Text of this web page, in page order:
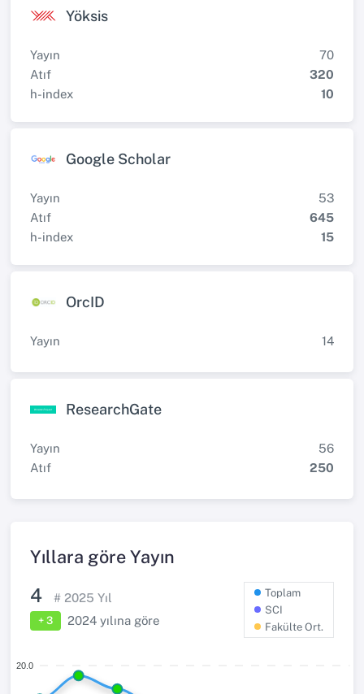
Yöksis
Yayın
70
Atıf
320
h-index
10
Google Scholar
Yayın
53
Atıf
645
h-index
15
OrcID
Yayın 14
ResearchGate
Yayın
56
Atıf
250
Yıllara göre Yayın
4 # 2025 Yıl
+ 3 2024 yılına göre
Toplam
SCI
Fakülte Ort.
20.0